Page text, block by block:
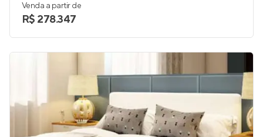
Venda a partir de
R$ 278.347